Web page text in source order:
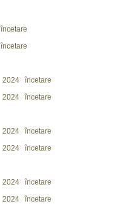
încetare
încetare
2024
încetare
2024
încetare
2024
încetare
2024
încetare
2024
încetare
2024
încetare